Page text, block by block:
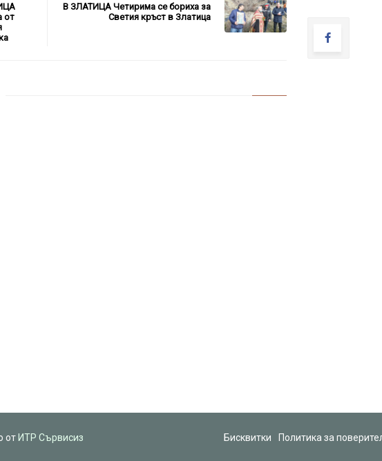
от
В ЗЛАТИЦА Четирима се бориха за
Светия кръст в Златица
от ИТР Сървисиз Бисквитки Политика за